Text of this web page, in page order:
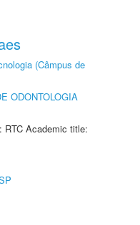
(Câmpus de
ODONTOLOGIA
RTC Academic title: